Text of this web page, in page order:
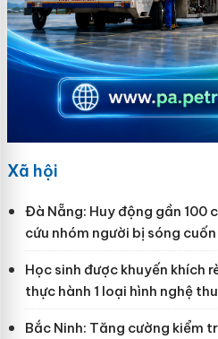
Xã hội
Đà Nẵng: Huy động gần 100
cứu nhóm người bị sóng
Học sinh được khuyến khích
thực hành 1 loại hình nghệ
Bắc Ninh: Tăng cường kiểm